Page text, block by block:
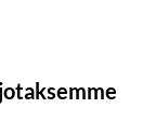
olen saanut